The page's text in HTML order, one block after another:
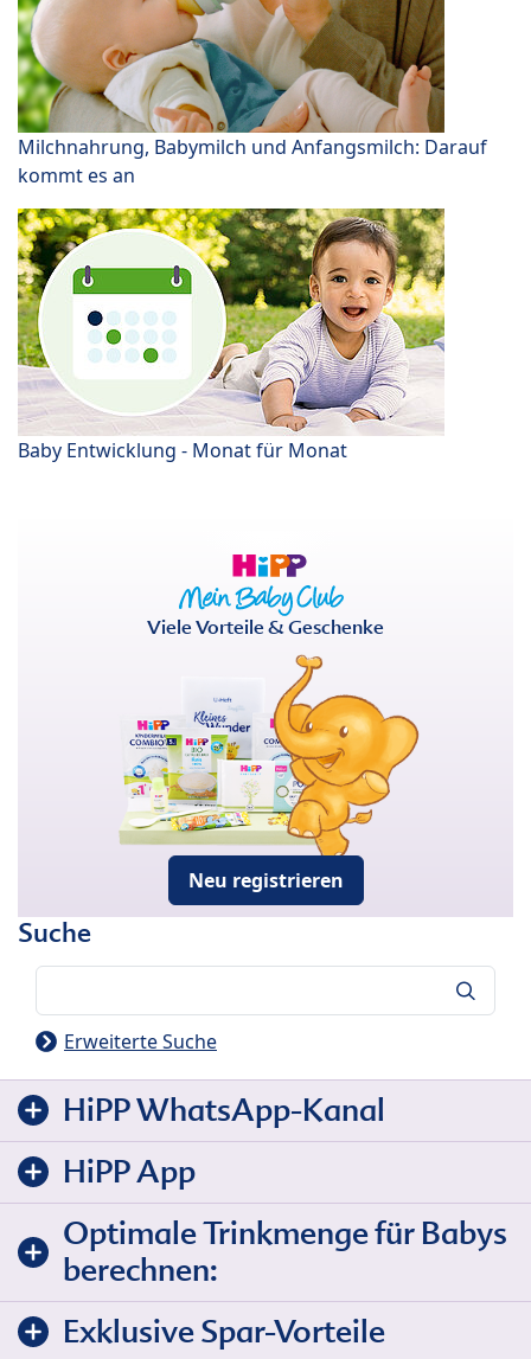
Milchnahrung, Babymilch und Anfangsmilch: Darauf
kommt es an
Baby Entwicklung - Monat für Monat
Viele Vorteile & Geschenke
Neu registrieren
Suche
Erweiterte Suche
HiPP WhatsApp-Kanal
HiPP App
Optimale Trinkmenge für Babys
berechnen:
Exklusive Spar-Vorteile